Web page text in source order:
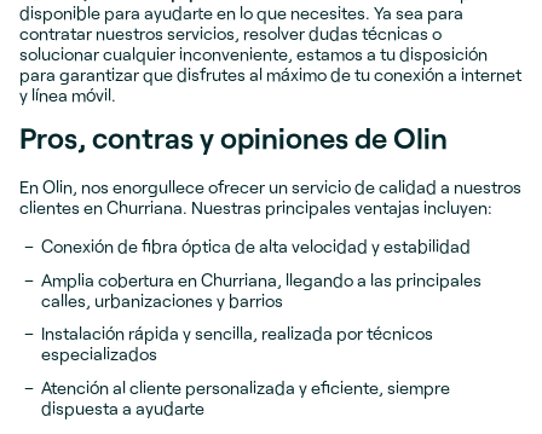
disponible para ayudarte en lo que necesites. Ya sea para
contratar nuestros servicios, resolver dudas técnicas o
solucionar cualquier inconveniente, estamos a tu disposición
para garantizar que disfrutes al máximo de tu conexión a internet
y línea móvil.
Pros, contras y opiniones de Olin
En Olin, nos enorgullece ofrecer un servicio de calidad a nuestros
clientes en Churriana. Nuestras principales ventajas incluyen:
Conexión de fibra óptica de alta velocidad y estabilidad
Amplia cobertura en Churriana, llegando a las principales
calles, urbanizaciones y barrios
Instalación rápida y sencilla, realizada por técnicos
especializados
Atención al cliente personalizada y eficiente, siempre
dispuesta a ayudarte